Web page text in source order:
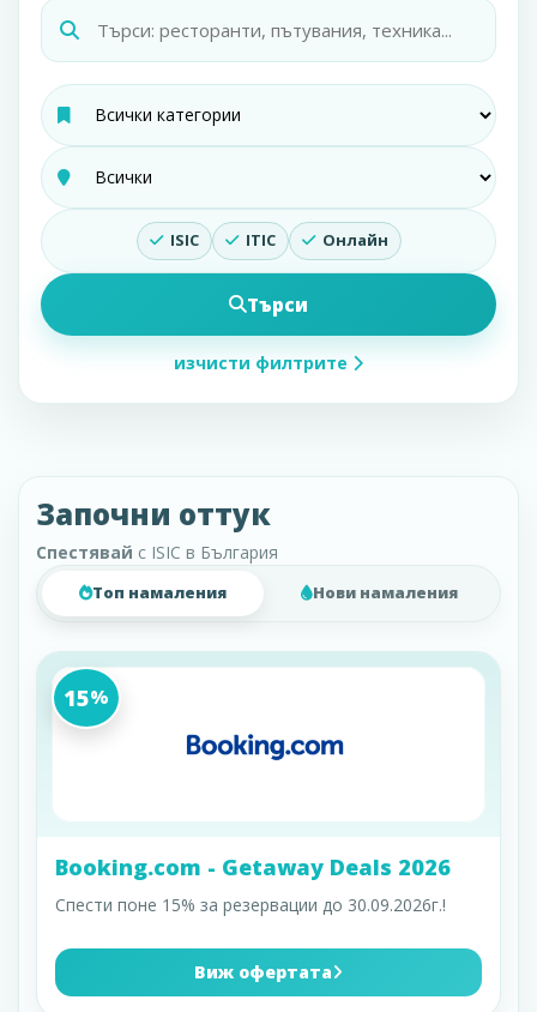
ISIC ITIC Онлайн
Търси
изчисти филтрите
Започни оттук
Спестявай с ISIC в България
Топ намаления Нови намаления
15%
Booking.com - Getaway Deals 2026
Спести поне 15% за резервации до 30.09.2026г.!
Виж офертата